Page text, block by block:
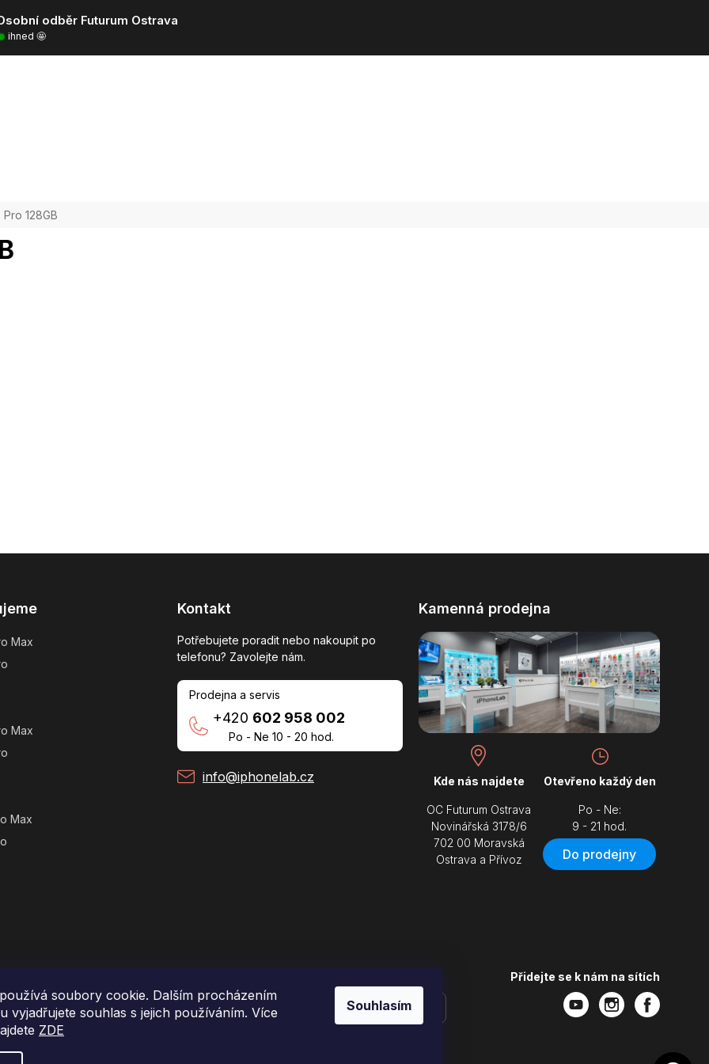
soubory cookie. Dalším procházením
vyjadřujete souhlas s jejich používáním. Více
ZDE
Souhlasím
odběr Futurum Ostrava
ihned 🤩
128GB
Max
Max
Max
Kontakt
Potřebujete poradit nebo nakoupit po
telefonu? Zavolejte nám.
Prodejna a servis
+420 602 958 002
Po - Ne 10 - 20 hod.
info@iphonelab.cz
Kamenná prodejna
Kde nás najdete
OC Futurum Ostrava
Novinářská 3178/6
702 00 Moravská
Ostrava a Přívoz
Otevřeno každý den
Po - Ne:
9 - 21 hod.
Do prodejny
Přidejte se k nám na sítích